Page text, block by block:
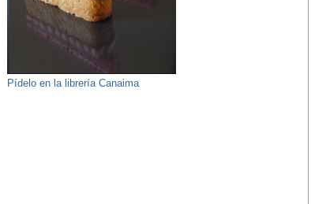
Pídelo en la librería Canaima